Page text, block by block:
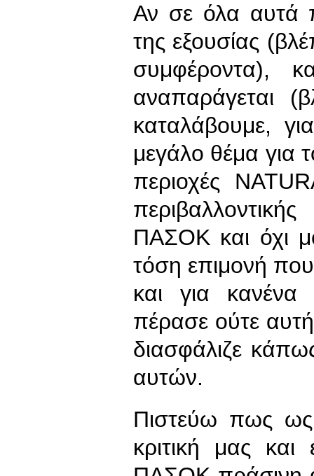
Αν σε όλα αυτά
της εξουσίας
συμφέροντα),
αναπαράγεται
καταλάβουμε,
μεγάλο θέμα για
περιοχές
ΠΑΣΟΚ και όχι
τόση επιμονή που
και για
πέρασε ούτε
διασφάλιζε
αυτών.
Πιστεύω πως ως
κριτική μας και